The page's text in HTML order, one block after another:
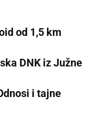
od 1,5 km
DNK iz Južne
i tajne